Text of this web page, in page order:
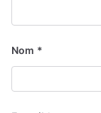
Nom *